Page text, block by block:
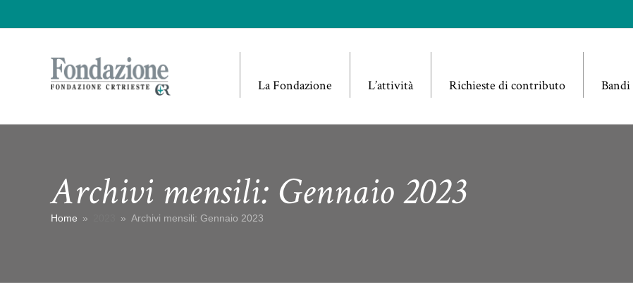
La Fondazione L’attività Richieste di contributo Bandi
Archivi mensili: Gennaio 2023
Home » » Archivi mensili: Gennaio 2023